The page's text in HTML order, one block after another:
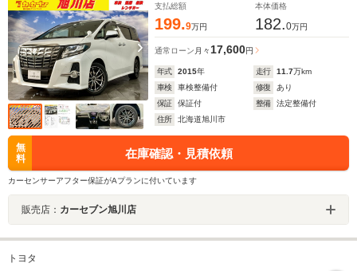
支払総額
199.9万円
本体価格
182.0万円
通常ローン 月々17,600円
年式 2015年 走行 11.7万km
車検
車検整備付 修復
あり
保証
保証付 整備
法定整備付
住所
北海道旭川市
無
料
在庫確認・見積依頼
カーセンサーアフター保証がAプランに付いています
販売店： カーセブン旭川店
トヨタ